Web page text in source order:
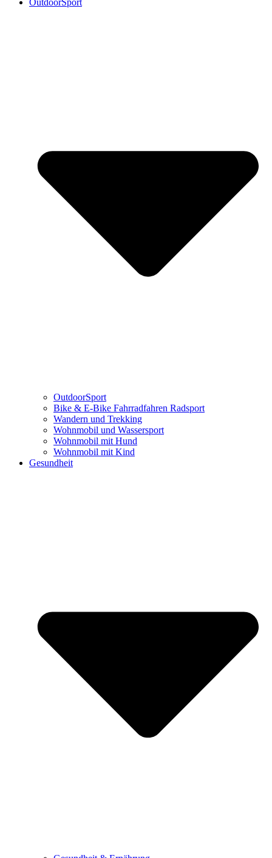
OutdoorSport
OutdoorSport
Bike & E-Bike Fahrradfahren Radsport
Wandern und Trekking
Wohnmobil und Wassersport
Wohnmobil mit Hund
Wohnmobil mit Kind
Gesundheit